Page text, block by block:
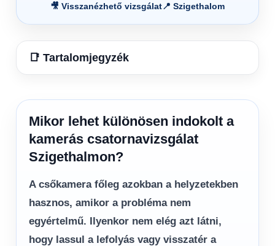
🎥 Visszanézhető vizsgálat📍 Szigethalom
📑 Tartalomjegyzék
Mikor lehet különösen indokolt a
kamerás csatornavizsgálat
Szigethalmon?
A csőkamera főleg azokban a helyzetekben
hasznos, amikor a probléma nem
egyértelmű. Ilyenkor nem elég azt látni,
hogy lassul a lefolyás vagy visszatér a